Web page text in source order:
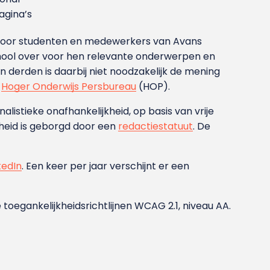
studenten en medewerkers van Avans
over voor hen relevante onderwerpen en
is daarbij niet noodzakelijk de mening
Hoger Onderwijs Persbureau (HOP).
onafhankelijkheid, op basis van vrije
is geborgd door een redactiestatuut. De
. Een keer per jaar verschijnt er een
WCAG 2.1, niveau AA.